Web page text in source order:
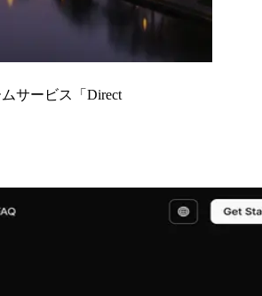
サービス「Direct